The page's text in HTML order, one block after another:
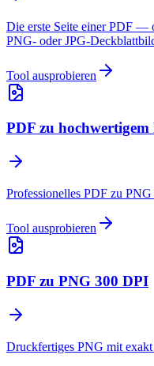
Die erste Seite einer PDF —
PNG- oder JPG-
Tool ausprobieren
PDF zu hochwertigem
Professionelles PDF zu
Tool ausprobieren
PDF zu PNG 300 DPI
Druckfertiges PNG mit